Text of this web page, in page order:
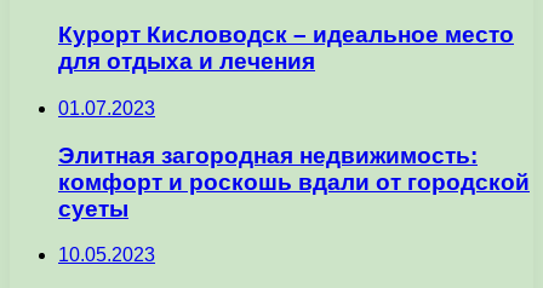
Курорт Кисловодск – идеальное место
для отдыха и лечения
01.07.2023
Элитная загородная недвижимость:
комфорт и роскошь вдали от городской
суеты
10.05.2023